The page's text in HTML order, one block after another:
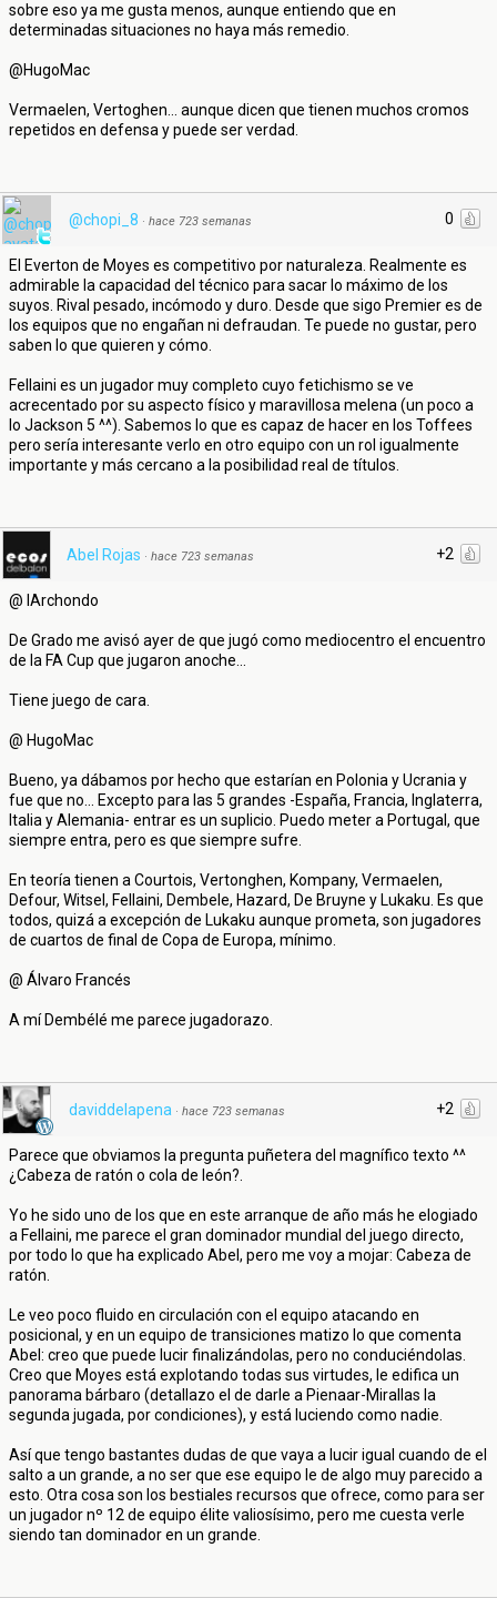
sobre eso ya me gusta menos, aunque entiendo que en
determinadas situaciones no haya más remedio.
@HugoMac
Vermaelen, Vertoghen... aunque dicen que tienen muchos cromos
repetidos en defensa y puede ser verdad.
0
@chopi_8 · hace 723 semanas
El Everton de Moyes es competitivo por naturaleza. Realmente es
admirable la capacidad del técnico para sacar lo máximo de los
suyos. Rival pesado, incómodo y duro. Desde que sigo Premier es de
los equipos que no engañan ni defraudan. Te puede no gustar, pero
saben lo que quieren y cómo.
Fellaini es un jugador muy completo cuyo fetichismo se ve
acrecentado por su aspecto físico y maravillosa melena (un poco a
lo Jackson 5 ^^). Sabemos lo que es capaz de hacer en los Toffees
pero sería interesante verlo en otro equipo con un rol igualmente
importante y más cercano a la posibilidad real de títulos.
+2
Abel Rojas · hace 723 semanas
@ IArchondo
De Grado me avisó ayer de que jugó como mediocentro el encuentro
de la FA Cup que jugaron anoche...
Tiene juego de cara.
@ HugoMac
Bueno, ya dábamos por hecho que estarían en Polonia y Ucrania y
fue que no... Excepto para las 5 grandes -España, Francia, Inglaterra,
Italia y Alemania- entrar es un suplicio. Puedo meter a Portugal, que
siempre entra, pero es que siempre sufre.
En teoría tienen a Courtois, Vertonghen, Kompany, Vermaelen,
Defour, Witsel, Fellaini, Dembele, Hazard, De Bruyne y Lukaku. Es que
todos, quizá a excepción de Lukaku aunque prometa, son jugadores
de cuartos de final de Copa de Europa, mínimo.
@ Álvaro Francés
A mí Dembélé me parece jugadorazo.
+2
daviddelapena · hace 723 semanas
Parece que obviamos la pregunta puñetera del magnífico texto ^^
¿Cabeza de ratón o cola de león?.
Yo he sido uno de los que en este arranque de año más he elogiado
a Fellaini, me parece el gran dominador mundial del juego directo,
por todo lo que ha explicado Abel, pero me voy a mojar: Cabeza de
ratón.
Le veo poco fluido en circulación con el equipo atacando en
posicional, y en un equipo de transiciones matizo lo que comenta
Abel: creo que puede lucir finalizándolas, pero no conduciéndolas.
Creo que Moyes está explotando todas sus virtudes, le edifica un
panorama bárbaro (detallazo el de darle a Pienaar-Mirallas la
segunda jugada, por condiciones), y está luciendo como nadie.
Así que tengo bastantes dudas de que vaya a lucir igual cuando de el
salto a un grande, a no ser que ese equipo le de algo muy parecido a
esto. Otra cosa son los bestiales recursos que ofrece, como para ser
un jugador nº 12 de equipo élite valiosísimo, pero me cuesta verle
siendo tan dominador en un grande.